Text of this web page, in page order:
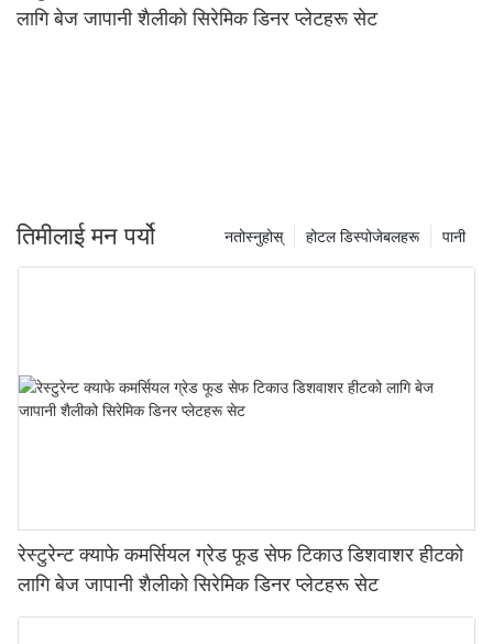
लागि बेज जापानी शैलीको सिरेमिक डिनर प्लेटहरू सेट
तिमीलाई मन पर्यो पानी
होटल डिस्पोजेबलहरू
नतोस्नुहोस्
रेस्टुरेन्ट क्याफे कमर्सियल ग्रेड फूड सेफ टिकाउ डिशवाशर हीटको
लागि बेज जापानी शैलीको सिरेमिक डिनर प्लेटहरू सेट